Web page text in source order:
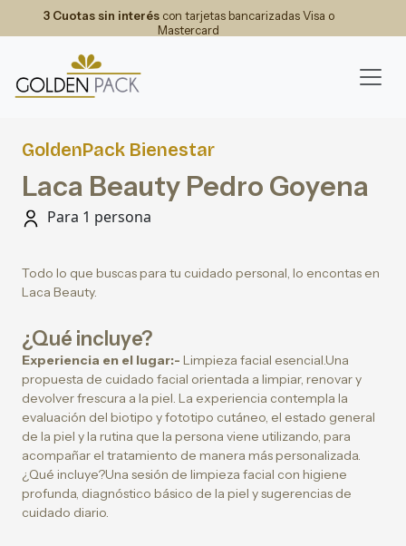
3 Cuotas sin interéscon tarjetas bancarizadas Visa o
Mastercard
GoldenPack Bienestar
Laca Beauty Pedro Goyena
Para 1 persona
Todo lo que buscas para tu cuidado personal, lo encontas en
Laca Beauty.
¿Qué incluye?
Experiencia en el lugar:- Limpieza facial esencial.Una
propuesta de cuidado facial orientada a limpiar, renovar y
devolver frescura a la piel. La experiencia contempla la
evaluación del biotipo y fototipo cutáneo, el estado general
de la piel y la rutina que la persona viene utilizando, para
acompañar el tratamiento de manera más personalizada.
¿Qué incluye?Una sesión de limpieza facial con higiene
profunda, diagnóstico básico de la piel y sugerencias de
cuidado diario.